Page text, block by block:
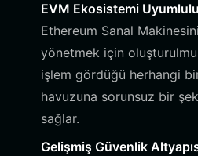
EVM Ekosistemi
Ethereum Sanal
yönetmek için
işlem gördüğü herhangi
havuzuna sorunsuz bir
sağlar.
Gelişmiş Güvenlik